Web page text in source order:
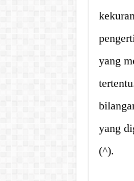
yang
yang
(^).